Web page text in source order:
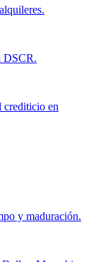
DSCR.
crediticio en
y maduración.